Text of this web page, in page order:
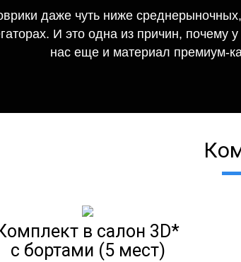
даже чуть ниже
И это одна из причин,
нас еще и материал премиум-
в салон 3D*
с бортами (5 мест)